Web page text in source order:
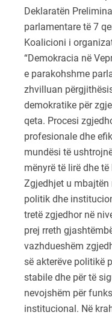
Deklaratën
parlamentare të 7
Koalicioni i
“Demokracia në
e parakohshme
zhvilluan
demokratike për
qeta. Procesi
profesionale dhe
mundësi të
mënyrë të lirë dhe
Zgjedhjet u mbajtën
politik dhe
tretë zgjedhor në
prej rreth
vazhdueshëm
së akterëve politikë
stabile dhe për të
nevojshëm për
institucional. Në